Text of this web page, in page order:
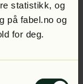
statistikk, og
på fabel.no og
for deg.